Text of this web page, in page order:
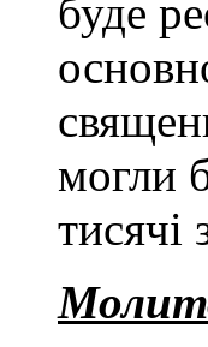
буде
могли
тисячі